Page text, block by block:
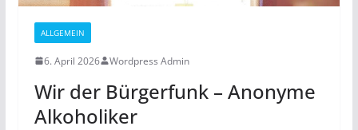
ALLGEMEIN
6. April 2026 Wordpress Admin
Wir der Bürgerfunk – Anonyme
Alkoholiker